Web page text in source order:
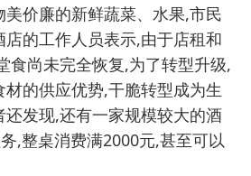
价廉的新鲜蔬菜、水果,市民
的工作人员表示,由于店租和
食尚未完全恢复,为了转型升级,
的供应优势,干脆转型成为生
发现,还有一家规模较大的酒
,整桌消费满2000元,甚至可以